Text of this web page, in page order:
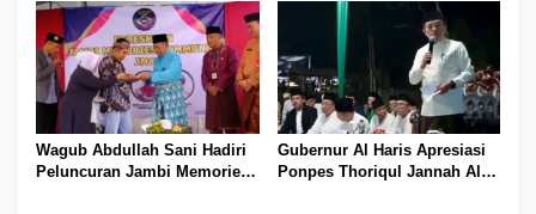
Wagub Abdullah Sani Hadiri
Peluncuran Jambi Memories
Gubernur Al Haris Apresiasi
Ponpes Thoriqul Jannah Al-